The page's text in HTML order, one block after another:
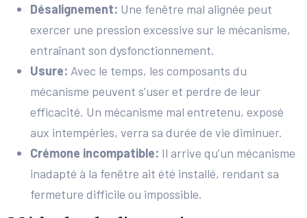
Désalignement: Une fenêtre mal alignée peut
exercer une pression excessive sur le mécanisme,
entraînant son dysfonctionnement.
Usure: Avec le temps, les composants du
mécanisme peuvent s’user et perdre de leur
efficacité. Un mécanisme mal entretenu, exposé
aux intempéries, verra sa durée de vie diminuer.
Crémone incompatible: Il arrive qu’un mécanisme
inadapté à la fenêtre ait été installé, rendant sa
fermeture difficile ou impossible.